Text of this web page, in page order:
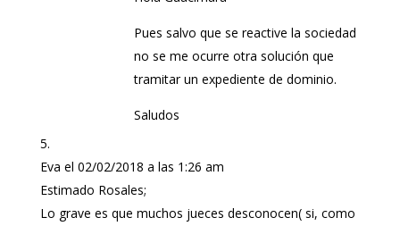
Pues salvo que se reactive la sociedad
no se me ocurre otra solución que
tramitar un expediente de dominio.
Saludos
Eva el 02/02/2018 a las 1:26 am
Estimado Rosales;
Lo grave es que muchos jueces desconocen( si, como